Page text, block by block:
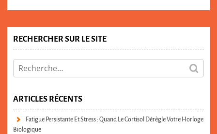
RECHERCHER SUR LE SITE
ARTICLES RÉCENTS
Fatigue Persistante Et Stress : Quand Le Cortisol Dérègle Votre Horloge
Biologique